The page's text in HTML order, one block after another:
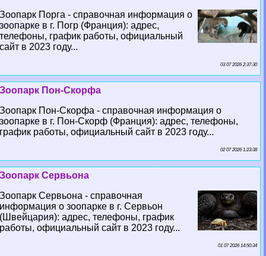
Зоопарк Порга - справочная информация о
зоопарке в г. Погр (Франция): адрес,
телефоны, график работы, официальный
сайт в 2023 году...
03 07 2026 2:37:30
Зоопарк Пон-Скорфа
Зоопарк Пон-Скорфа - справочная информация о
зоопарке в г. Пон-Скорф (Франция): адрес, телефоны,
график работы, официальный сайт в 2023 году...
02 07 2026 1:23:38
Зоопарк Сервьона
Зоопарк Сервьона - справочная
информация о зоопарке в г. Сервьон
(Швейцария): адрес, телефоны, график
работы, официальный сайт в 2023 году...
01 07 2026 14:50:34